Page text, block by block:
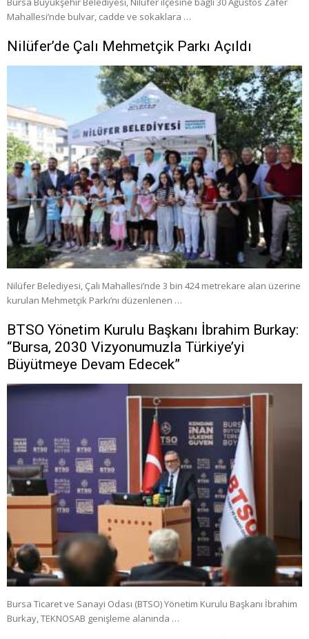
Mahallesi’nde bulvar, cadde ve sokaklara …
Nilüfer’de Çalı Mehmetçik Parkı Açıldı
Nilüfer Belediyesi, Çalı Mahallesi’nde 3 bin 424 metrekare alan üzerine
kurulan Mehmetçik Parkı’nı düzenlenen …
BTSO Yönetim Kurulu Başkanı İbrahim Burkay:
“Bursa, 2030 Vizyonumuzla Türkiye’yi
Büyütmeye Devam Edecek”
Bursa Ticaret ve Sanayi Odası (BTSO) Yönetim Kurulu Başkanı İbrahim
Burkay, TEKNOSAB genişleme alanında …